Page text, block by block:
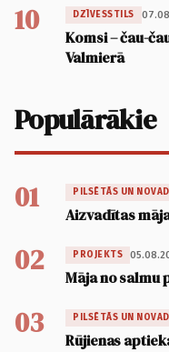
10 DZĪVESSTILS
Komsi – čau-
Valmierā
Populārākie
01 PILSĒTĀS UN
Aizvadītas
02 PROJEKTS
Māja no salmu
03 PILSĒTĀS UN
Rūjienas